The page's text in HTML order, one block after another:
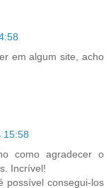
em algum site, acho
15:58
como agradecer o
Incrível!
possível consegui-los